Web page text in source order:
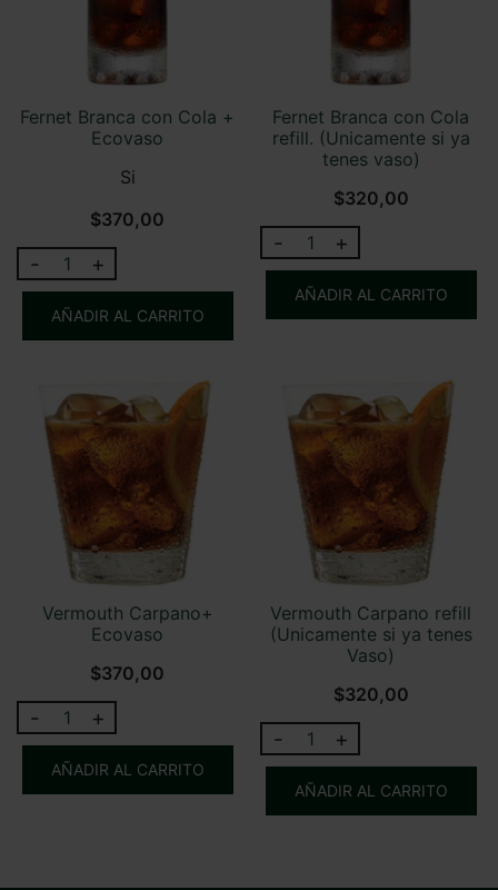
Fernet Branca con Cola +
Ecovaso
Si
$370,00
-
Fernet
Branca
con
Ecovaso
cantidad
+
AÑADIR AL CARRITO
Fernet Branca con Cola
refill. (Unicamente si ya
tenes vaso)
$320,00
-
Fernet
Branca
con
si
ya
tenes
vaso)
cantidad
+
AÑADIR AL CARRITO
Vermouth Carpano+
Ecovaso
$370,00
-
Vermouth
Carpano+
Ecovaso
+
AÑADIR AL CARRITO
Vermouth Carpano refill
(Unicamente si ya tenes
Vaso)
$320,00
-
Vermouth
Carpano
refill
ya
+
AÑADIR AL CARRITO